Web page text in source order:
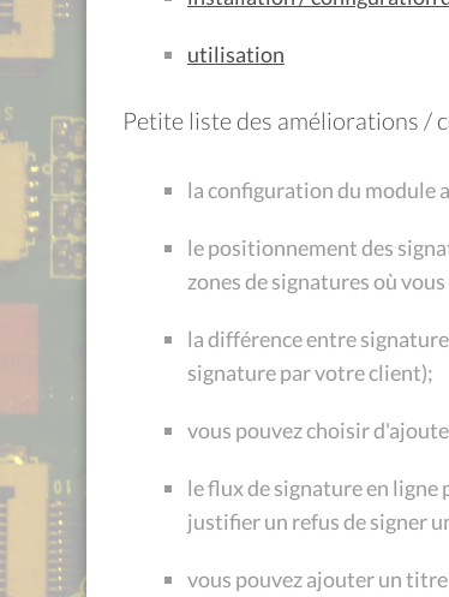
utilisation
Petite liste des améliorations /
la configuration du module
le positionnement des
zones de signatures où
la différence entre
signature par votre client);
vous pouvez choisir
le flux de signature en
justifier un refus de signer
vous pouvez ajouter un